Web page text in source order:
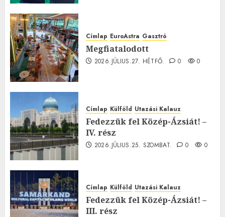
Címlap EuroAstra Gasztró
Megfiatalodott
2026.JÚLIUS.27. HÉTFŐ. 0 0
Címlap Külföld Utazási Kalauz
Fedezzük fel Közép-Ázsiát! –
IV. rész
2026.JÚLIUS.25. SZOMBAT. 0 0
Címlap Külföld Utazási Kalauz
Fedezzük fel Közép-Ázsiát! –
III. rész